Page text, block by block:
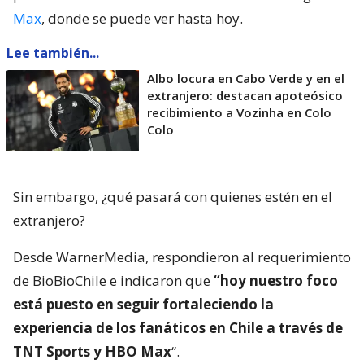
Max, donde se puede ver hasta hoy.
Lee también...
Albo locura en Cabo Verde y en el
extranjero: destacan apoteósico
recibimiento a Vozinha en Colo
Colo
Sin embargo, ¿qué pasará con quienes estén en el
extranjero?
Desde WarnerMedia, respondieron al requerimiento
de BioBioChile e indicaron que“hoy nuestro foco
está puesto en seguir fortaleciendo la
experiencia de los fanáticos en Chile a través de
TNT Sports y HBO Max“.